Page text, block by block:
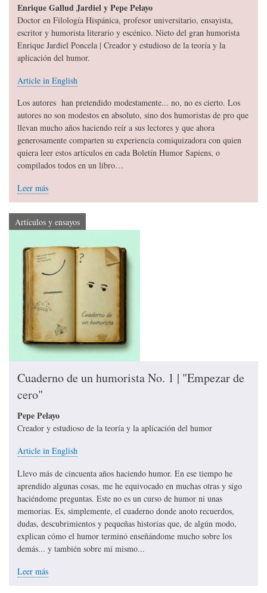
Enrique Gallud Jardiel y Pepe Pelayo
Doctor en Filología Hispánica, profesor universitario, ensayista,
escritor y humorista literario y escénico. Nieto del gran humorista
Enrique Jardiel Poncela | Creador y estudioso de la teoría y la
aplicación del humor.
Article in English
Los autores han pretendido modestamente... no, no es cierto. Los
autores no son modestos en absoluto, sino dos humoristas de pro que
llevan mucho años haciendo reír a sus lectores y que ahora
generosamente comparten su experiencia comiquizadora con quien
quiera leer estos artículos en cada Boletín Humor Sapiens, o
compilados todos en un libro…
Leer más
Artículos y ensayos
Cuaderno de un humorista No. 1 | "Empezar de
cero"
Pepe Pelayo
Creador y estudioso de la teoría y la aplicación del humor
Article in English
Llevo más de cincuenta años haciendo humor. En ese tiempo he
aprendido algunas cosas, me he equivocado en muchas otras y sigo
haciéndome preguntas. Este no es un curso de humor ni unas
memorias. Es, simplemente, el cuaderno donde anoto recuerdos,
dudas, descubrimientos y pequeñas historias que, de algún modo,
explican cómo el humor terminó enseñándome mucho sobre los
demás... y también sobre mí mismo...
Leer más